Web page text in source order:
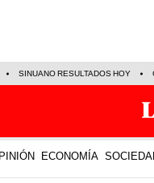
SINUANO RESULTADOS HOY
ECONOMÍA